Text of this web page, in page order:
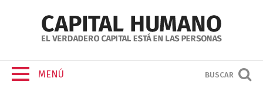
MENÚ BUSCAR